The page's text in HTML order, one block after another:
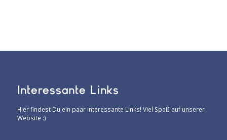
Interessante Links
Hier findest Du ein paar interessante Links! Viel Spaß auf unserer
Website :)